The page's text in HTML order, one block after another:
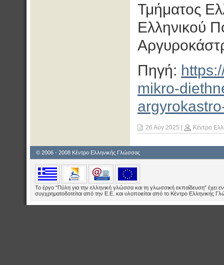
Τμήματος
Ελληνικού
Πηγή:
mikro-
26 Αύγ 2025 Κέντρο
© 2006 - 2008 Κέντρο Ελληνικής Γλώσσας
Το έργο "Πύλη για την ελληνική γλώσσα και τη γλωσσική εκπαίδευση" έχει
συγχρηματοδοτείται από την Ε.E. και υλοποιείται από το Κέντρο Ελληνικής